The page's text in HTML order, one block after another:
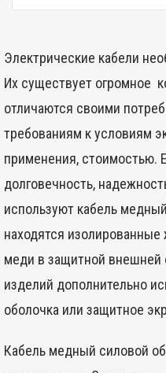
Электрические кабели
Их существует огромное
отличаются своими
требованиям к условиям
применения, стоимостью.
долговечность,
используют кабель
находятся
меди в защитной внешней
изделий дополнительно
оболочка или защитное
Кабель медный силовой